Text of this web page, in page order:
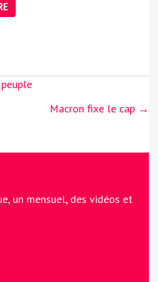
Macron fixe le cap →
un mensuel, des vidéos et